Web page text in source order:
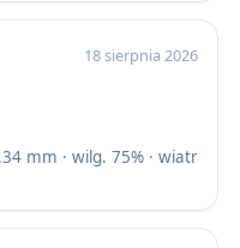
18 sierpnia 2026
mm · wilg. 75% · wiatr